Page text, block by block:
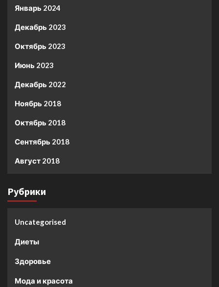
Январь 2024
Декабрь 2023
Октябрь 2023
Июнь 2023
Декабрь 2022
Ноябрь 2018
Октябрь 2018
Сентябрь 2018
Август 2018
Рубрики
Uncategorised
Диеты
Здоровье
Мода и красота